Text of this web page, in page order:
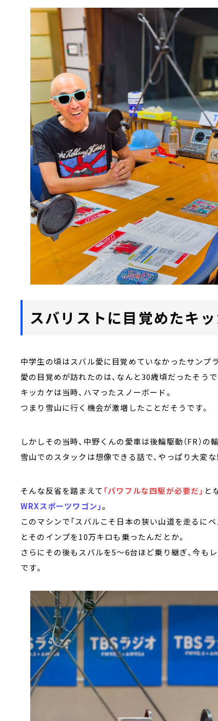
スバリストに目覚めたキ
中学生の頃はスバル愛に目覚めていなかったサンプ
愛の目覚めが訪れたのは、なんと30歳頃だったそうで
キッカケは当時、ハマったスノーボード。
つまり雪山に行く機会が激増したことだそうです。
しかしその当時、中野くんの愛車は後輪駆動（FR）の
雪山でのスタックは想像できる話で、やっぱり大変
そんな反省を踏まえて 「パワフルな四駆が必要だ」 と
WRXスポーツワゴン」。
このマシンで「スバルこそ日本の狭い山道を走るに
とそのインプを10万キロも乗ったんだとか。
さらにその後もスバルを5～6台ほど乗り継ぎ、今も
です。